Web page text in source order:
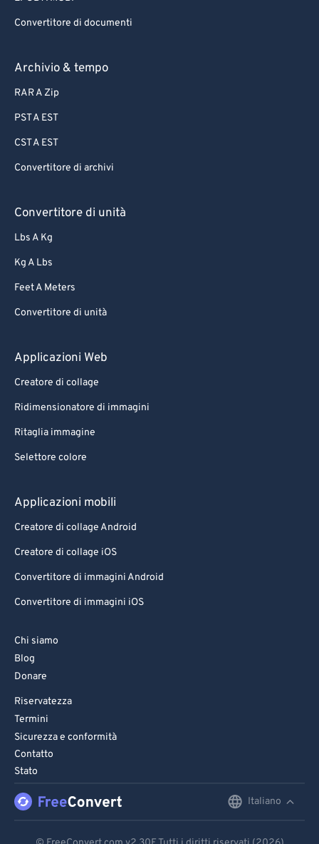
Convertitore di documenti
Archivio & tempo
RAR A Zip
PST A EST
CST A EST
Convertitore di archivi
Convertitore di unità
Lbs A Kg
Kg A Lbs
Feet A Meters
Convertitore di unità
Applicazioni Web
Creatore di collage
Ridimensionatore di immagini
Ritaglia immagine
Selettore colore
Applicazioni mobili
Creatore di collage Android
Creatore di collage iOS
Convertitore di immagini Android
Convertitore di immagini iOS
Chi siamo
Blog
Donare
Riservatezza
Termini
Sicurezza e conformità
Contatto
Stato
Italiano